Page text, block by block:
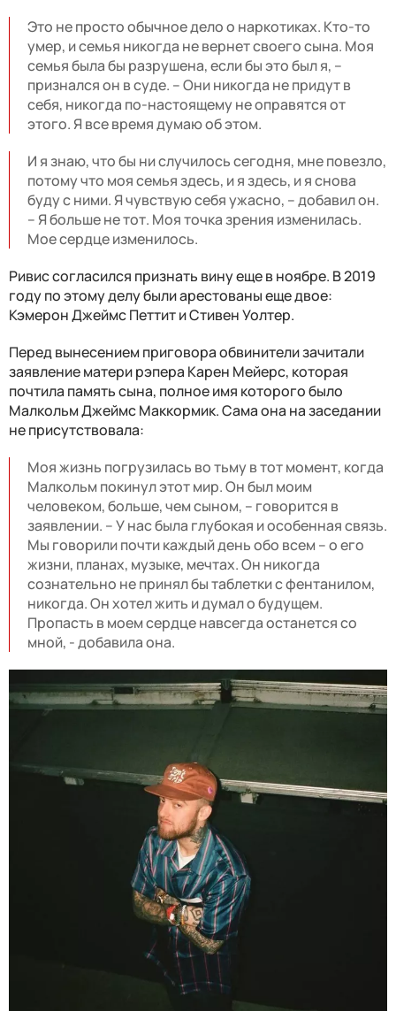
Это не просто обычное дело о наркотиках. Кто-то
умер, и семья никогда не вернет своего сына. Моя
семья была бы разрушена, если бы это был я, –
признался он в суде. – Они никогда не придут в
себя, никогда по-настоящему не оправятся от
этого. Я все время думаю об этом.
И я знаю, что бы ни случилось сегодня, мне повезло,
потому что моя семья здесь, и я здесь, и я снова
буду с ними. Я чувствую себя ужасно, – добавил он.
– Я больше не тот. Моя точка зрения изменилась.
Мое сердце изменилось.
Ривис согласился признать вину еще в ноябре. В 2019
году по этому делу были арестованы еще двое:
Кэмерон Джеймс Петтит и Стивен Уолтер.
Перед вынесением приговора обвинители зачитали
заявление матери рэпера Карен Мейерс, которая
почтила память сына, полное имя которого было
Малкольм Джеймс Маккормик. Сама она на заседании
не присутствовала:
Моя жизнь погрузилась во тьму в тот момент, когда
Малкольм покинул этот мир. Он был моим
человеком, больше, чем сыном, – говорится в
заявлении. – У нас была глубокая и особенная связь.
Мы говорили почти каждый день обо всем – о его
жизни, планах, музыке, мечтах. Он никогда
сознательно не принял бы таблетки с фентанилом,
никогда. Он хотел жить и думал о будущем.
Пропасть в моем сердце навсегда останется со
мной, - добавила она.